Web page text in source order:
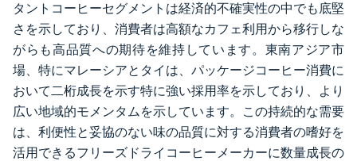
タントコーヒーセグメントは経済的不確実性の中でも底堅
さを示しており、消費者は高額なカフェ利用から移行しな
がらも高品質への期待を維持しています。東南アジア市
場、特にマレーシアとタイは、パッケージコーヒー消費に
おいて二桁成長を示す特に強い採用率を示しており、より
広い地域的モメンタムを示しています。この持続的な需要
は、利便性と妥協のない味の品質に対する消費者の嗜好を
活用できるフリーズドライコーヒーメーカーに数量成長の